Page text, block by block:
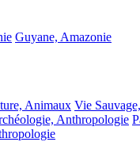
Guyane, Amazonie
Animaux Vie
Anthropologie